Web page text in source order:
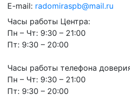
E-mail: radomiraspb@mail.ru
Часы работы Центра:
Пн – Чт: 9:30 – 21:00
Пт: 9:30 – 20:00
Часы работы телефона
Пн – Чт: 9:30 – 21:00
Пт: 9:30 – 20:00